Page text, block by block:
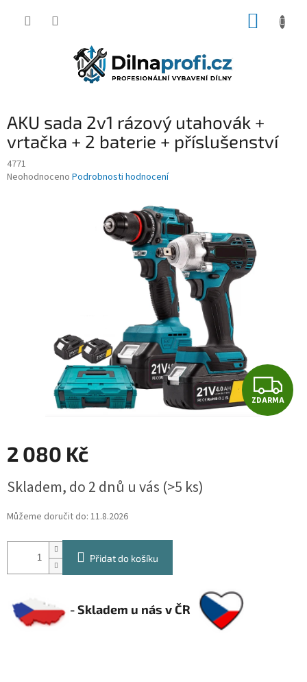
AKU sada 2v1 rázový utahovák +
vrtačka + 2 baterie + příslušenství
4771
Průměrné
Neohodnoceno Podrobnosti hodnocení
Z
D
ZDARMA
2 080 Kč
cena:
Skladem, do 2 dnů u vás (>5 ks)
Můžeme doručit do: 11.8.2026
Přidat do košíku
- Skladem u nás v ČR